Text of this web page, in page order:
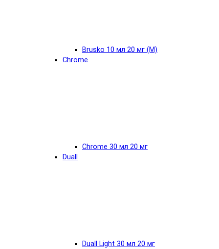
Brusko 10 мл 20 мг (М)
Chrome
Chrome 30 мл 20 мг
Duall
Duall Light 30 мл 20 мг